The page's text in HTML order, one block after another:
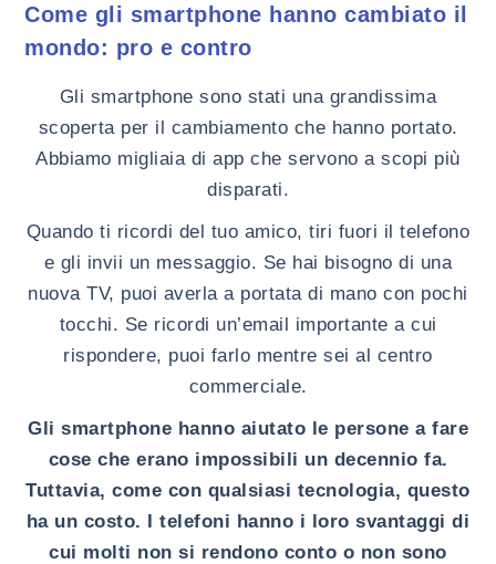
Come gli smartphone hanno cambiato il
mondo: pro e contro
Gli smartphone sono stati una grandissima
scoperta per il cambiamento che hanno portato.
Abbiamo migliaia di app che servono a scopi più
disparati.
Quando ti ricordi del tuo amico, tiri fuori il telefono
e gli invii un messaggio. Se hai bisogno di una
nuova TV, puoi averla a portata di mano con pochi
tocchi. Se ricordi un’email importante a cui
rispondere, puoi farlo mentre sei al centro
commerciale.
Gli smartphone hanno aiutato le persone a fare
cose che erano impossibili un decennio fa.
Tuttavia, come con qualsiasi tecnologia, questo
ha un costo. I telefoni hanno i loro svantaggi di
cui molti non si rendono conto o non sono